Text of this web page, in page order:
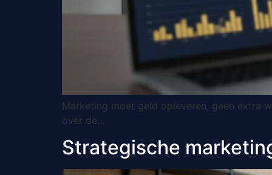
Marketing moet geld opleveren, geen extra
over de…
Strategische